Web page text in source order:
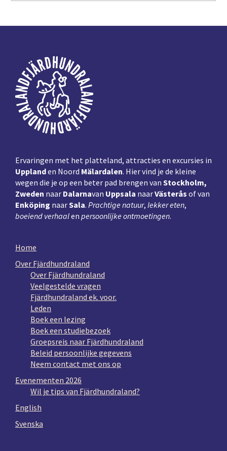
Voettekst
Ervaringen met het platteland, attracties en excursies in
Upplanden Noord Mälardalen. Hier vind je de kleine
wegen die je op een beter pad brengen van Stockholm,
Zweden naar Dalarnavan Uppsala naarVästerås of van
Enköping naarSala. Prachtige natuur, lekker eten,
boeiend verhaalen persoonlijke ontmoetingen.
Home
Over Fjärdhundraland
Over Fjärdhundraland
Veelgestelde vragen
Fjärdhundraland ek. voor.
Leden
Boek een lezing
Boek een studiebezoek
Groepsreis naar Fjärdhundraland
Beleid persoonlijke gegevens
Neem contact met ons op
Evenementen 2026
Wil je tips van Fjärdhundraland?
English
Svenska